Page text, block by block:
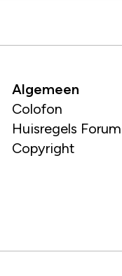
Algemeen
Colofon
Huisregels Forum
Copyright